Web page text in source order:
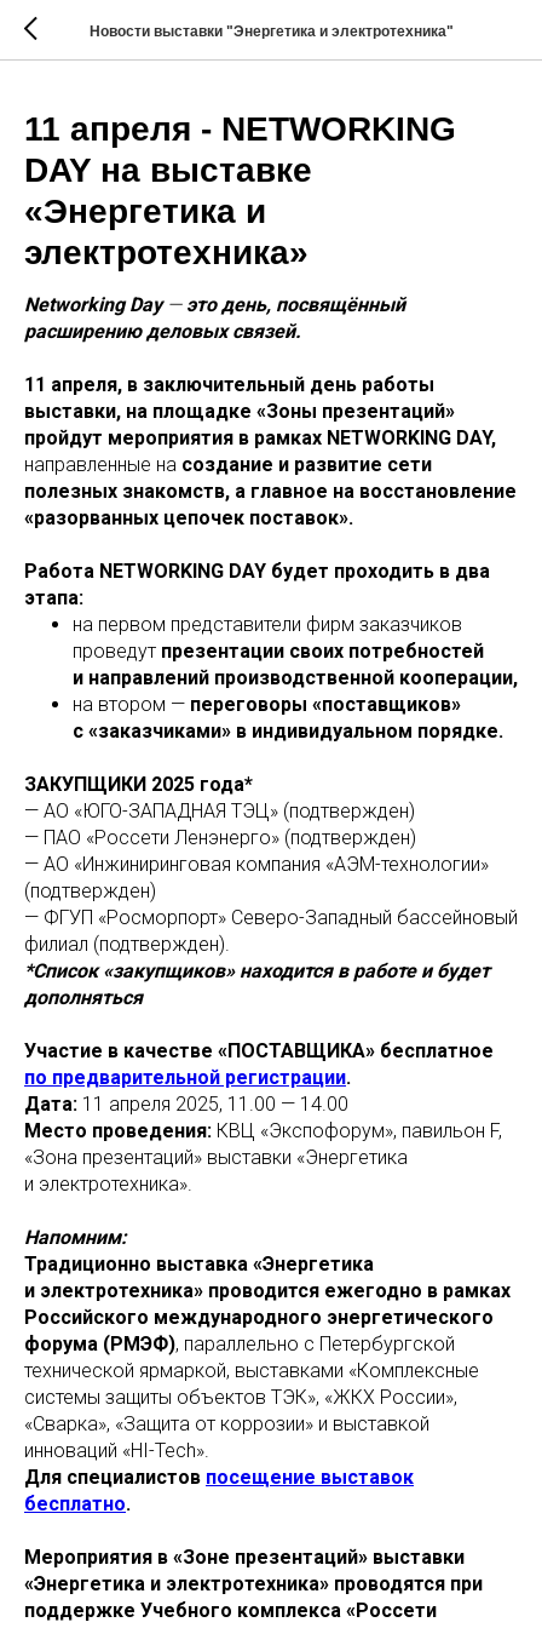
Новости выставки "Энергетика и электротехника"
11 апреля - NETWORKING
DAY на выставке
«Энергетика и
электротехника»
Networking Day— это день, посвящённый
расширению деловых связей.
11 апреля, в заключительный день работы
выставки, на площадке «Зоны презентаций»
пройдут мероприятия в рамках NETWORKING DAY,
направленные на создание и развитие сети
полезных знакомств, а главное на восстановление
«разорванных цепочек поставок».
Работа NETWORKING DAY будет проходить в два
этапа:
на первом представители фирм заказчиков
проведут презентации своих потребностей
и направлений производственной кооперации,
на втором — переговоры «поставщиков»
с «заказчиками» в индивидуальном порядке.
ЗАКУПЩИКИ 2025 года*
— АО «ЮГО-ЗАПАДНАЯ ТЭЦ» (подтвержден)
— ПАО «Россети Ленэнерго» (подтвержден)
— АО «Инжиниринговая компания «АЭМ-технологии»
(подтвержден)
— ФГУП «Росморпорт» Северо-Западный бассейновый
филиал (подтвержден).
*Список «закупщиков» находится в работе и будет
дополняться
Участие в качестве «ПОСТАВЩИКА» бесплатное
по предварительной регистрации.
Дата: 11 апреля 2025, 11.00 — 14.00
Место проведения: КВЦ «Экспофорум», павильон F,
«Зона презентаций» выставки «Энергетика
и электротехника».
Напомним:
Традиционно выставка «Энергетика
и электротехника» проводится ежегодно в рамках
Российского международного энергетического
форума (РМЭФ), параллельно с Петербургской
технической ярмаркой, выставками «Комплексные
системы защиты объектов ТЭК», «ЖКХ России»,
«Сварка», «Защита от коррозии» и выставкой
инноваций «HI-Tech».
Для специалистов посещение выставок
бесплатно.
Мероприятия в «Зоне презентаций» выставки
«Энергетика и электротехника» проводятся при
поддержке Учебного комплекса «Россети